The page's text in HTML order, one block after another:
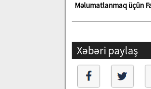
Məlumatlanmaq üçün
Xəbəri paylaş